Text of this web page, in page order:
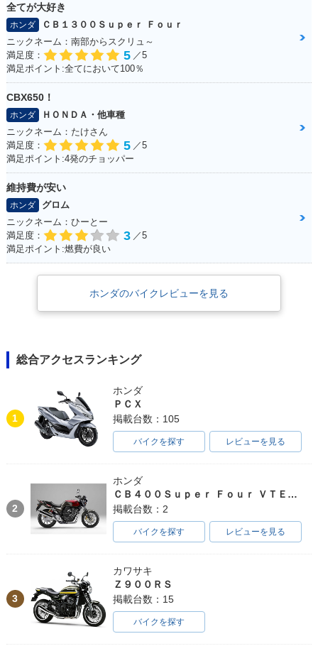
全てが大好き
ホンダ
ＣＢ１３００Ｓｕｐｅｒ Ｆｏｕｒ
ニックネーム：南部からスクリュ～
満足度：
5 ／5
満足ポイント:全てにおいて100％
CBX650！
ホンダ
ＨＯＮＤＡ・他車種
ニックネーム：たけさん
満足度：
5 ／5
満足ポイント:4発のチョッパー
維持費が安い
ホンダ
グロム
ニックネーム：ひーとー
満足度：
3 ／5
満足ポイント:燃費が良い
ホンダのバイクレビューを見る
総合アクセスランキング
1
ホンダ
ＰＣＸ
掲載台数：105
バイクを探す レビューを見る
2
ホンダ
ＣＢ４００Ｓｕｐｅｒ Ｆｏｕｒ ＶＴＥＣ ＳＰＥＣ３
掲載台数：2
バイクを探す レビューを見る
3
カワサキ
Ｚ９００ＲＳ
掲載台数：15
バイクを探す